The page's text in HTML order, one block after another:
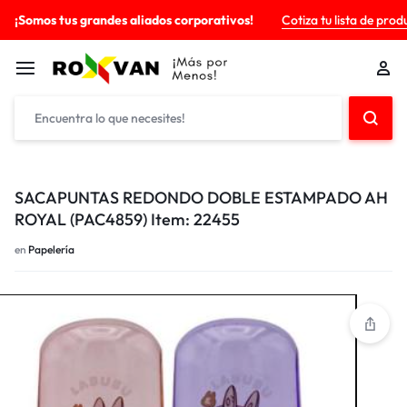
¡Somos tus grandes aliados corporativos! Cotiza tu lista de
SACAPUNTAS REDONDO DOBLE ESTAMPADO AH
ROYAL (PAC4859) Item: 22455
en Papelería